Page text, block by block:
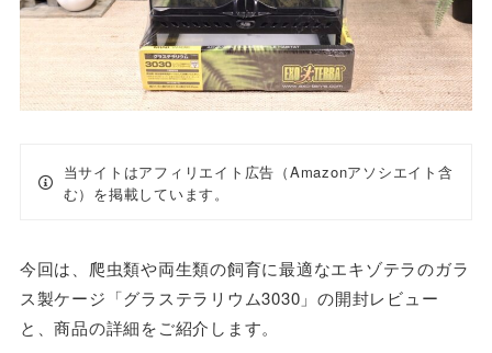
当サイトはアフィリエイト広告（Amazonアソシエイト含
む）を掲載しています。
今回は、爬虫類や両生類の飼育に最適なエキゾテラのガラ
ス製ケージ「グラステラリウム3030」の開封レビュー
と、商品の詳細をご紹介します。